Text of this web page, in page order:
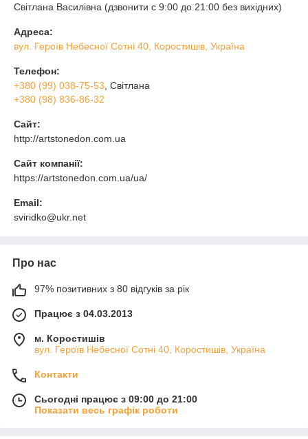
Світлана Василівна (дзвонити с 9:00 до 21:00 без вихідних)
Адреса:
вул. Героїв Небесної Сотні 40, Коростишів, Україна
Телефон:
+380 (99) 038-75-53 , Світлана
+380 (98) 836-86-32
Сайт:
http://artstonedon.com.ua
Сайт компанії:
https://artstonedon.com.ua/ua/
Email:
sviridko@ukr.net
Про нас
97% позитивних з 80 відгуків за рік
Працює з 04.03.2013
м. Коростишів
вул. Героїв Небесної Сотні 40, Коростишів, Україна
Контакти
Сьогодні працює з 09:00 до 21:00
Показати весь графік роботи